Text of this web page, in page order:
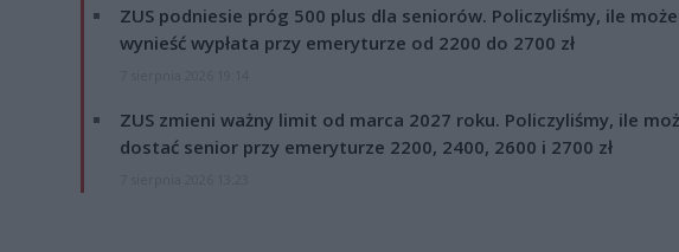
ZUS podniesie próg 500 plus dla seniorów. Policzyliśmy, ile może
wynieść wypłata przy emeryturze od 2200 do 2700 zł
ZUS zmieni ważny limit od marca 2027 roku. Policzyliśmy, ile
dostać senior przy emeryturze 2200, 2400, 2600 i 2700 zł